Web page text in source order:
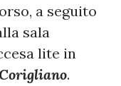
a seguito
sala
lite in
.